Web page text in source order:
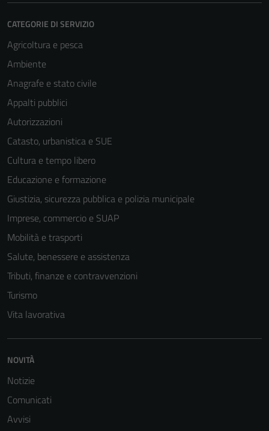
CATEGORIE DI SERVIZIO
Agricoltura e pesca
Ambiente
Anagrafe e stato civile
Appalti pubblici
Autorizzazioni
Catasto, urbanistica e SUE
Cultura e tempo libero
Educazione e formazione
Giustizia, sicurezza pubblica e polizia municipale
Imprese, commercio e SUAP
Mobilità e trasporti
Salute, benessere e assistenza
Tributi, finanze e contravvenzioni
Turismo
Vita lavorativa
NOVITÀ
Notizie
Comunicati
Avvisi